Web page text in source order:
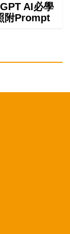
AI必學
附Prompt